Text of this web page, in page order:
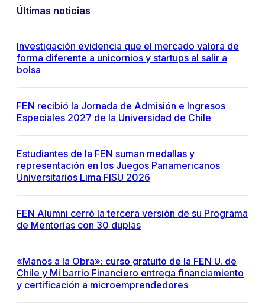
Últimas noticias
Investigación evidencia que el mercado valora de
forma diferente a unicornios y startups al salir a
bolsa
FEN recibió la Jornada de Admisión e Ingresos
Especiales 2027 de la Universidad de Chile
Estudiantes de la FEN suman medallas y
representación en los Juegos Panamericanos
Universitarios Lima FISU 2026
FEN Alumni cerró la tercera versión de su Programa
de Mentorías con 30 duplas
«Manos a la Obra»: curso gratuito de la FEN U. de
Chile y Mi barrio Financiero entrega financiamiento
y certificación a microemprendedores